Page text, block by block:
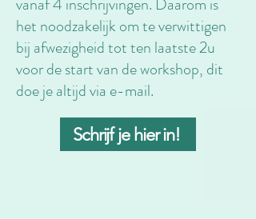
het noodzakelijk om te verwittigen
bij afwezigheid tot ten laatste 2u
voor de start van de workshop, dit
doe je altijd via e-mail.
Schrijf je hier in!